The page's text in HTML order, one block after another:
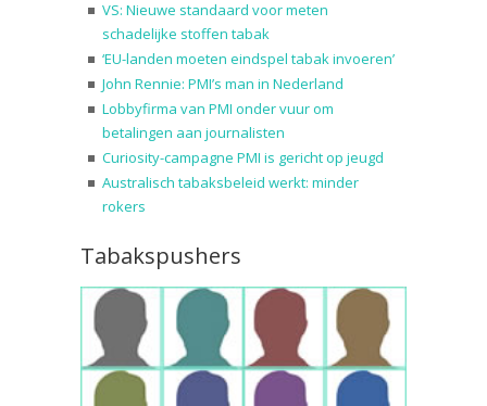
VS: Nieuwe standaard voor meten
schadelijke stoffen tabak
‘EU-landen moeten eindspel tabak invoeren’
John Rennie: PMI’s man in Nederland
Lobbyfirma van PMI onder vuur om
betalingen aan journalisten
Curiosity-campagne PMI is gericht op jeugd
Australisch tabaksbeleid werkt: minder
rokers
Tabakspushers